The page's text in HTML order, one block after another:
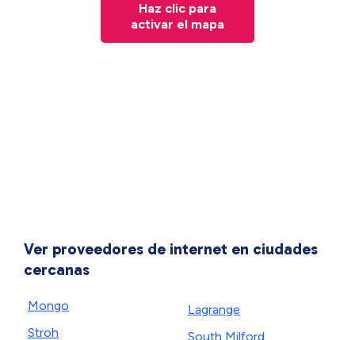
Haz clic para
activar el mapa
Ver proveedores de internet en ciudades
cercanas
Mongo
Stroh
Lagrange
South Milford